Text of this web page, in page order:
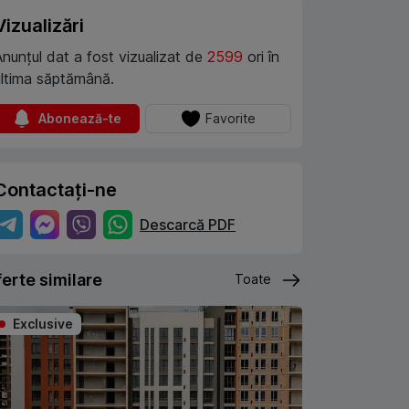
dat a fost vizualizat de 2599 ori în
săptămână.
Abonează-te Favorite
ne
Descarcă PDF
similare Toate
Exclusive